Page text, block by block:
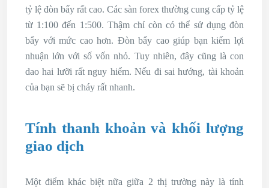
tỷ lệ đòn bẩy rất cao. Các sàn forex thường cung cấp tỷ lệ
từ 1:100 đến 1:500. Thậm chí còn có thể sử dụng đòn
bẩy với mức cao hơn. Đòn bẩy cao giúp bạn kiếm lợi
nhuận lớn với số vốn nhỏ. Tuy nhiên, đây cũng là con
dao hai lưỡi rất nguy hiểm. Nếu đi sai hướng, tài khoản
của bạn sẽ bị cháy rất nhanh.
Tính thanh khoản và khối lượng
giao dịch
Một điểm khác biệt nữa giữa 2 thị trường này là tính